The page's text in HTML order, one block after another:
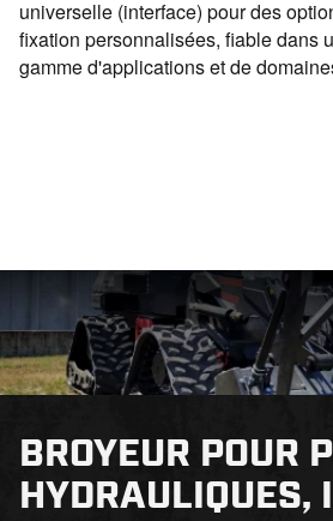
universelle (interface) pour des
fixation personnalisées, fiable dans
gamme d'applications et de
BROYEUR POUR
HYDRAULIQUES,